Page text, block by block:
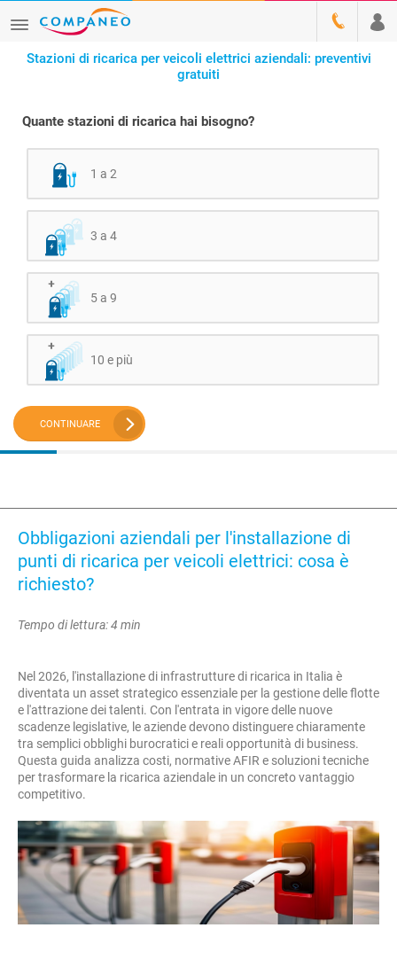
Stazioni di ricarica per veicoli elettrici aziendali: preventivi
gratuiti
Quante stazioni di ricarica hai bisogno?
1 a 2
3 a 4
5 a 9
10 e più
CONTINUARE
Obbligazioni aziendali per l'installazione di
punti di ricarica per veicoli elettrici: cosa è
richiesto?
Tempo di lettura: 4 min
Nel 2026, l'installazione di infrastrutture di ricarica in Italia è
diventata un asset strategico essenziale per la gestione delle flotte
e l'attrazione dei talenti. Con l'entrata in vigore delle nuove
scadenze legislative, le aziende devono distinguere chiaramente
tra semplici obblighi burocratici e reali opportunità di business.
Questa guida analizza costi, normative AFIR e soluzioni tecniche
per trasformare la ricarica aziendale in un concreto vantaggio
competitivo.